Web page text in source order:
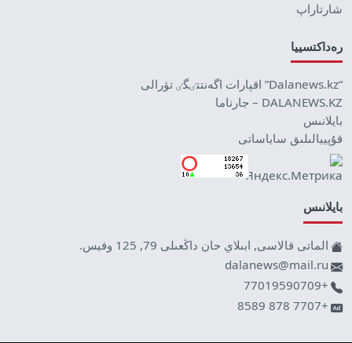
شارتاراپ
رەداكتسييا
“Dalanews.kz” اقپارات اگەنتتٸگٸ تۋرالى
DALANEWS.KZ – جارناما
بايلانىس
قۇپييالىلىق ساياساتى
بايلانىس
الماتى قالاسى, ابىلاي حان داڭعىلى 79, 125 وفيس.
dalanews@mail.ru
+77019590709
+7707 878 8589